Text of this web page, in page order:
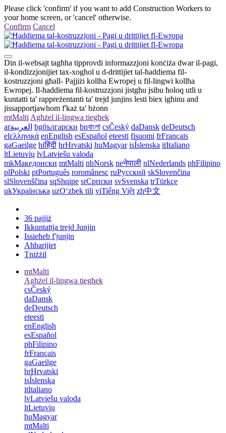
Please click 'confirm' if you want to add Construction Workers to
your home screen, or 'cancel' otherwise.
Confirm Cancel
Din il-websajt tagħha tipprovdi informazzjoni konċiża dwar il-pagi,
il-kondizzjonijiet tax-xogħol u d-drittijiet tal-ħaddiema fil-
kostruzzjoni għall- Pajjiżi kollha Ewropej u fil-lingwi kollha
Ewropej. Il-ħaddiema fil-kostruzzjoni jistgħu jsibu ħoloq utli u
kuntatti ta' rappreżentanti ta' trejd junjins lesti biex igħinu and
jissapportjawhom f'każ ta' bżonn
mtMalti Agħżel il-lingwa tiegħek
arالعربية bgбългарски bnবাংলা csČeský daDansk deDeutsch
elελληνικά enEnglish esEspañol eteesti fisuomi frFrançais
gaGaeilge hiहिंदी hrHrvatski huMagyar isÍslenska itItaliano
ltLietuvių lvLatviešu valoda
mkМакедонски mtMalti nbNorsk neनेपाली nlNederlands phFilipino
plPolski ptPortuguês roromânesc ruРусский skSlovenčina
slSlovenščina sqShqipe srСрпски svSvenska trTürkçe
ukУкраїнська uzOʻzbek tili viTiếng Việt zh中文
36 pajjiż
Ikkuntattja trejd Junjin
Issieħeb f'junjin
Aħbarijiet
Tniżżil
mtMalti
Agħżel il-lingwa tiegħek
csČeský
daDansk
deDeutsch
eteesti
enEnglish
esEspañol
phFilipino
frFrançais
gaGaeilge
hrHrvatski
isÍslenska
itItaliano
lvLatviešu valoda
ltLietuvių
huMagyar
mtMalti